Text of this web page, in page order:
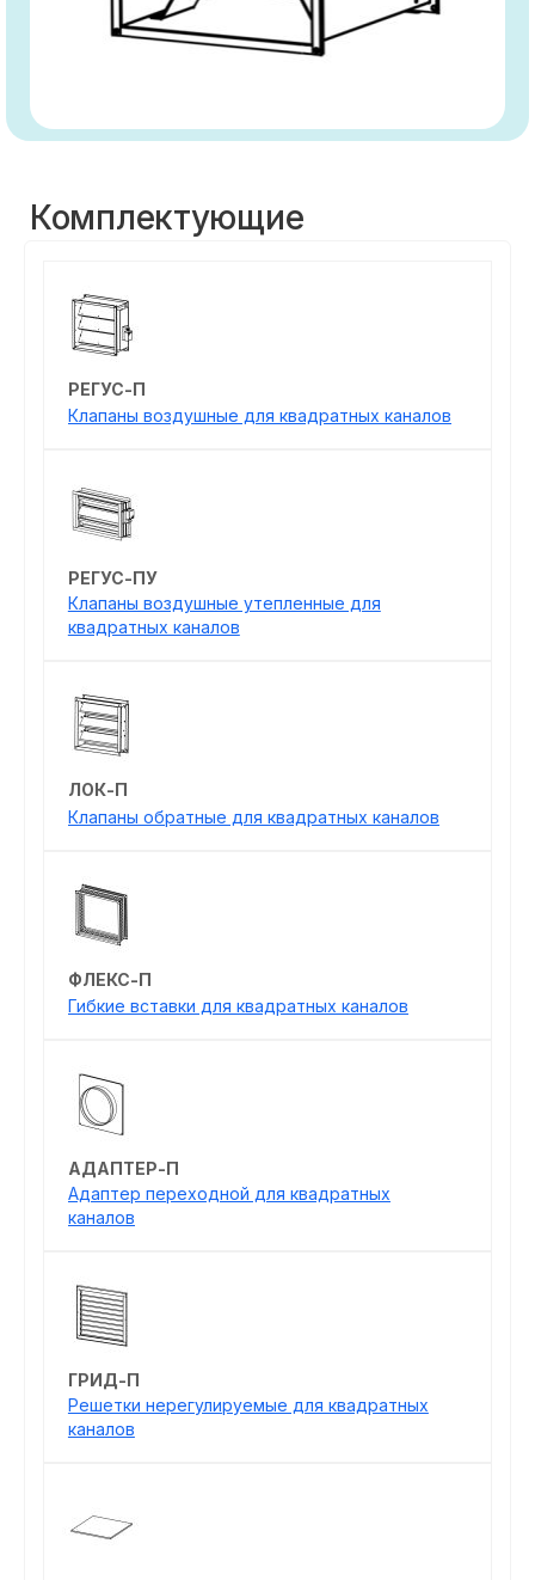
Комплектующие
РЕГУС-П
Клапаны воздушные для квадратных каналов
РЕГУС-ПУ
Клапаны воздушные утепленные для
квадратных каналов
ЛОК-П
Клапаны обратные для квадратных каналов
ФЛЕКС-П
Гибкие вставки для квадратных каналов
АДАПТЕР-П
Адаптер переходной для квадратных
каналов
ГРИД-П
Решетки нерегулируемые для квадратных
каналов